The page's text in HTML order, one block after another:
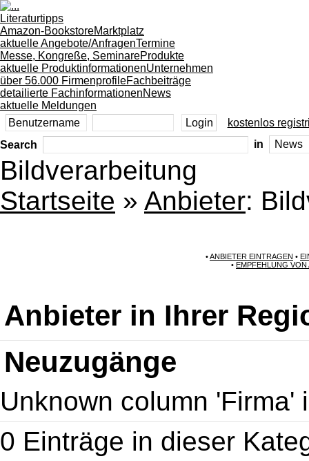
Literaturtipps
Amazon-BookstoreMarktplatz
aktuelle Angebote/AnfragenTermine
Messe, Kongreße, SeminareProdukte
aktuelle ProduktinformationenUnternehmen
über 56.000 FirmenprofileFachbeiträge
detailierte FachinformationenNews
aktuelle Meldungen
kostenlos
Search
in
Bildverarbeitung
Startseite » Anbieter:
•ANBIETER EINTRAGEN •
• EMPFEHLUNG VON
Anbieter in Ihrer
Neuzugänge
Unknown column 'Firma'
0 Einträge in dieser